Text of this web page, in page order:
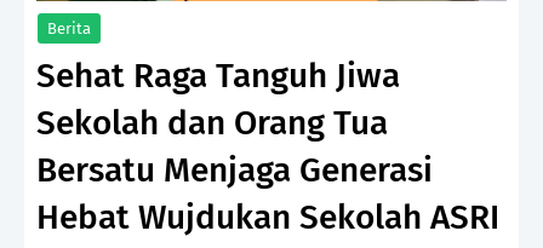
Berita
Sehat Raga Tanguh Jiwa
Sekolah dan Orang Tua
Bersatu Menjaga Generasi
Hebat Wujdukan Sekolah ASRI